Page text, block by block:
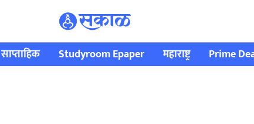
साप्ताहिक Studyroom Epaper महाराष्ट्र Prime